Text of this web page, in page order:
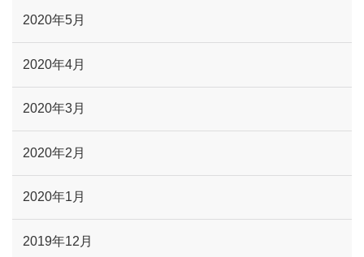
2020年5月
2020年4月
2020年3月
2020年2月
2020年1月
2019年12月